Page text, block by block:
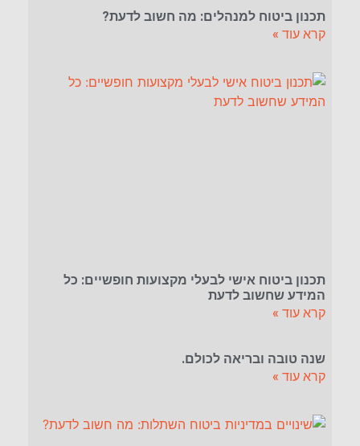
תכנון ביטוח למנהלים: מה חשוב לדעת?
קרא עוד »
תכנון ביטוח אישי לבעלי מקצועות חופשיים: כל
המידע שחשוב לדעת
קרא עוד »
שנה טובה ובריאה לכולם.
קרא עוד »